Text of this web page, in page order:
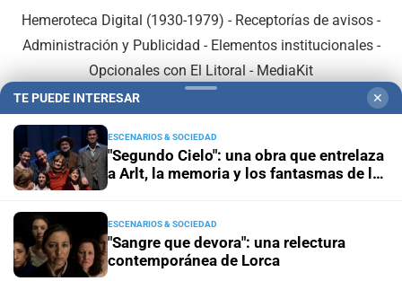
Hemeroteca Digital (1930-1979) - Receptorías de avisos -
Administración y Publicidad - Elementos institucionales-
Opcionales con El Litoral - MediaKit
En Asociación con:
TE PUEDE INTERESAR ✕
ESCENARIOS & SOCIEDAD
"Segundo Cielo": una obra que entrelaza
a Arlt, la memoria y los fantasmas de la
ESCENARIOS & SOCIEDAD
"Sangre que devora": una relectura
contemporánea de Lorca